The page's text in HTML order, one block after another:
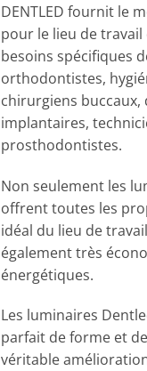
DENTLED fournit le
pour le lieu de
besoins spécifiques
orthodontistes,
chirurgiens buccaux,
implantaires,
prosthodontistes.
Non seulement les
offrent toutes les
idéal du lieu de
également très
énergétiques.
Les luminaires
parfait de forme et
véritable